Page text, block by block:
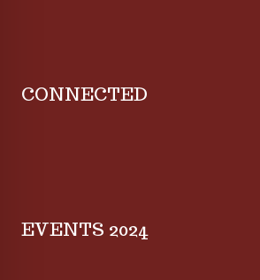
CONNECTED
EVENTS 2024